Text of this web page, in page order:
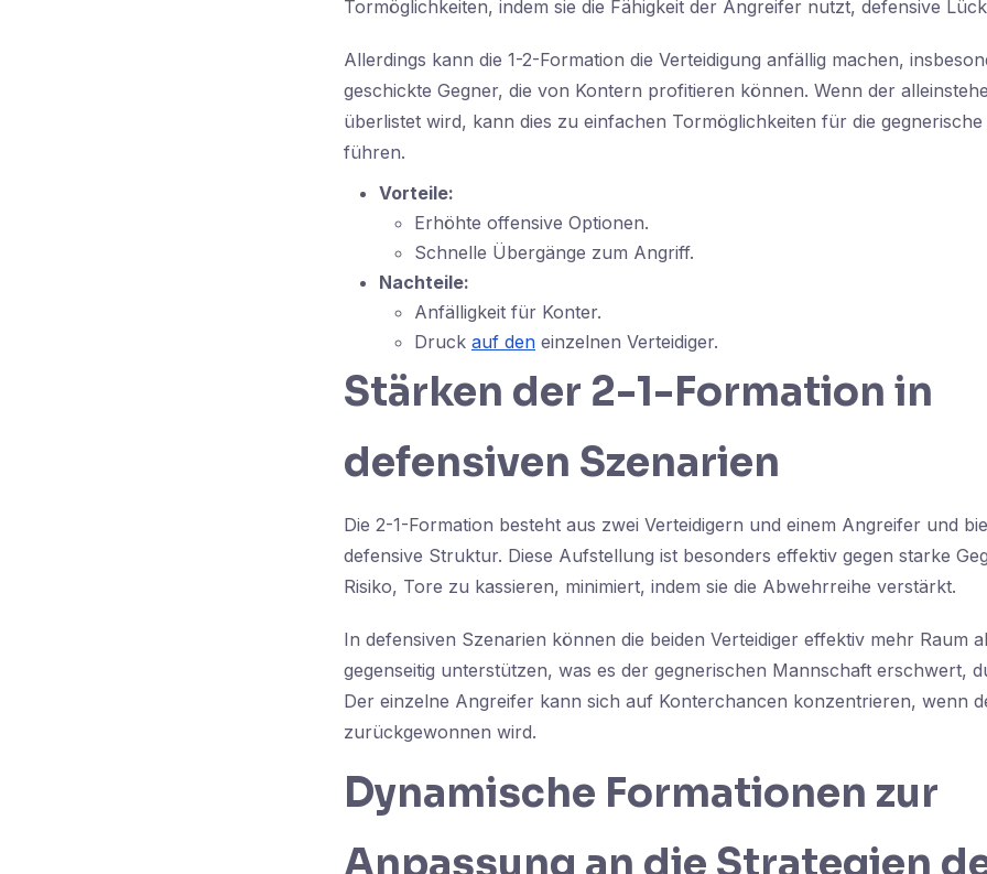
Tormöglichkeiten, indem sie die Fähigkeit der Angreifer nutzt, defensive
Allerdings kann die 1-2-Formation die Verteidigung anfällig machen,
geschickte Gegner, die von Kontern profitieren können. Wenn der
überlistet wird, kann dies zu einfachen Tormöglichkeiten für die
führen.
Vorteile:
Erhöhte offensive Optionen.
Schnelle Übergänge zum Angriff.
Nachteile:
Anfälligkeit für Konter.
Druck auf den einzelnen Verteidiger.
Stärken der 2-1-Formation in
defensiven Szenarien
Die 2-1-Formation besteht aus zwei Verteidigern und einem Angreifer und
defensive Struktur. Diese Aufstellung ist besonders effektiv gegen starke
Risiko, Tore zu kassieren, minimiert, indem sie die Abwehrreihe verstärkt.
In defensiven Szenarien können die beiden Verteidiger effektiv mehr Raum
gegenseitig unterstützen, was es der gegnerischen Mannschaft erschwert,
Der einzelne Angreifer kann sich auf Konterchancen konzentrieren, wenn
zurückgewonnen wird.
Dynamische Formationen zur
Anpassung an die Strategien